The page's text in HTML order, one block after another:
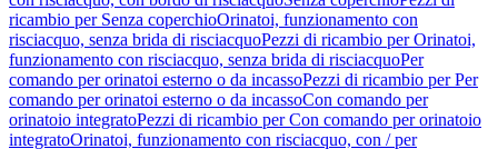
ricambio per Senza coperchioOrinatoi, funzionamento con
risciacquo, senza brida di risciacquoPezzi di ricambio per Orinatoi,
funzionamento con risciacquo, senza brida di risciacquoPer
comando per orinatoi esterno o da incassoPezzi di ricambio per Per
comando per orinatoi esterno o da incassoCon comando per
orinatoio integratoPezzi di ricambio per Con comando per orinatoio
integratoOrinatoi, funzionamento con risciacquo, con / per